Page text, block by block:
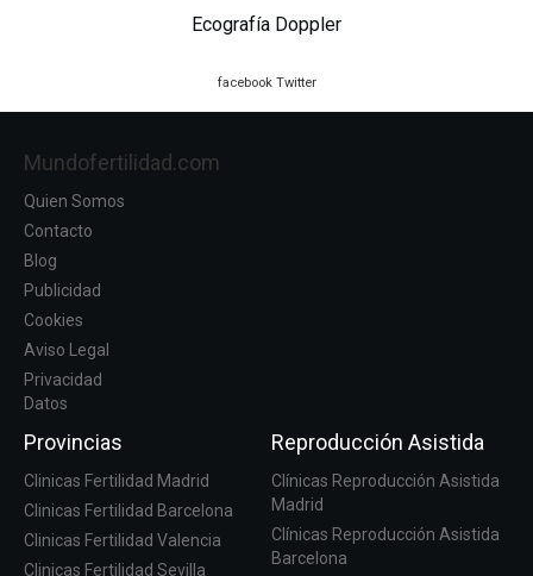
Ecografía Doppler
facebook Twitter
Mundofertilidad.com
Quien Somos
Contacto
Blog
Publicidad
Cookies
Aviso Legal
Privacidad
Datos
Provincias
Clinicas Fertilidad Madrid
Clinicas Fertilidad Barcelona
Clinicas Fertilidad Valencia
Clinicas Fertilidad Sevilla
Reproducción Asistida
Clínicas Reproducción Asistida
Madrid
Clínicas Reproducción Asistida
Barcelona